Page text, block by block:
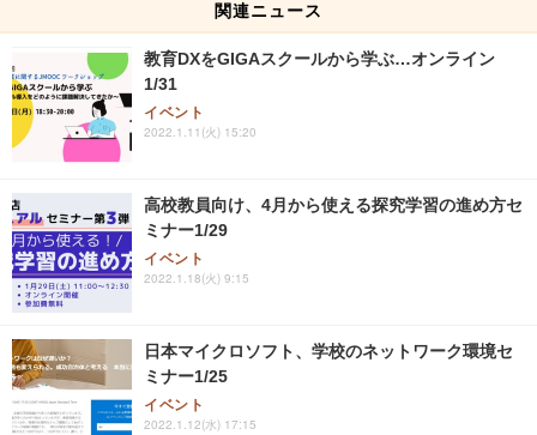
関連ニュース
教育DXをGIGAスクールから学ぶ…オンライン
1/31
イベント
2022.1.11(火) 15:20
高校教員向け、4月から使える探究学習の進め方セ
ミナー1/29
イベント
2022.1.18(火) 9:15
日本マイクロソフト、学校のネットワーク環境セ
ミナー1/25
イベント
2022.1.12(水) 17:15